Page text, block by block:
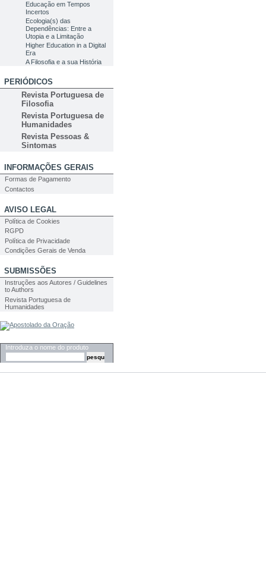
Educação em Tempos
Incertos
Ecologia(s) das
Dependências: Entre a
Utopia e a Limitação
Higher Education in a Digital
Era
A Filosofia e a sua História
PERIÓDICOS
Revista Portuguesa de
Filosofia
Revista Portuguesa de
Humanidades
Revista Pessoas &
Sintomas
INFORMAÇÕES GERAIS
Formas de Pagamento
Contactos
AVISO LEGAL
Política de Cookies
RGPD
Política de Privacidade
Condições Gerais de Venda
SUBMISSÕES
Instruções aos Autores / Guidelines
to Authors
Revista Portuguesa de
Humanidades
Introduza o nome do produto